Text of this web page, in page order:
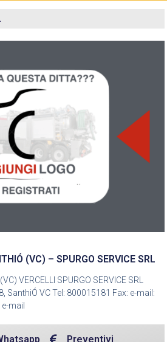
(VC) – SPURGO SERVICE SRL
VERCELLI SPURGO SERVICE SRL
SanthiÓ VC Tel: 800015181 Fax: e-mail:
mail
Preventivi